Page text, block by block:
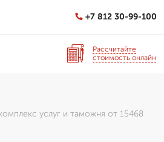
+7 812 30-99-100
Рассчитайте
стоимость онлайн
услуг и таможня от 15468